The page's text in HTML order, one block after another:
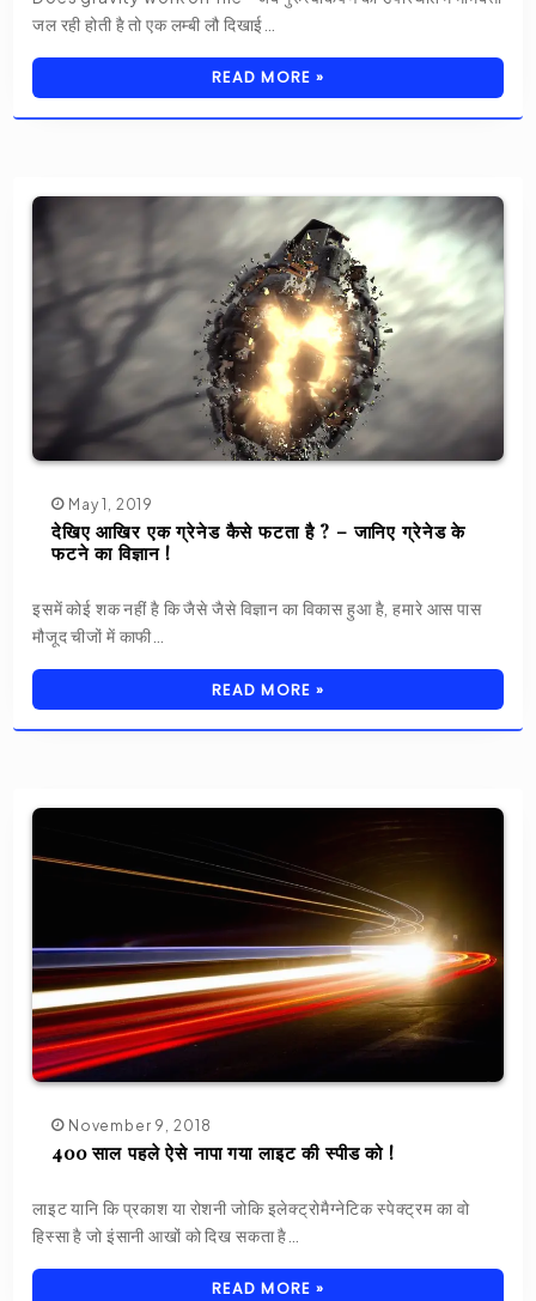
जल रही होती है तो एक लम्बी लौ दिखाई…
READ MORE »
May 1, 2019
देखिए आखिर एक ग्रेनेड कैसे फटता है ? – जानिए ग्रेनेड के
फटने का विज्ञान !
इसमें कोई शक नहीं है कि जैसे जैसे विज्ञान का विकास हुआ है, हमारे आस पास
मौजूद चीजों में काफी…
READ MORE »
November 9, 2018
400 साल पहले ऐसे नापा गया लाइट की स्पीड को !
लाइट यानि कि प्रकाश या रोशनी जोकि इलेक्ट्रोमैग्नेटिक स्पेक्ट्रम का वो
हिस्सा है जो इंसानी आखों को दिख सकता है…
READ MORE »